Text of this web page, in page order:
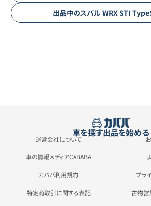
出品中のスバルWRX STI
車を探す出品を始める
運営会社について
車の情報メディアCABABA
カババ利用規約 プラ
特定商取引に関する表記 古物営